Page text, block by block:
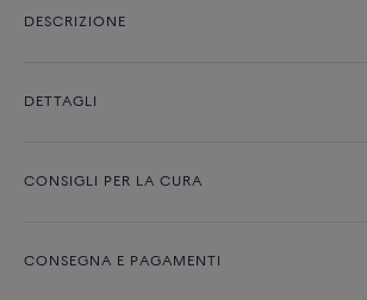
DESCRIZIONE
DETTAGLI
CONSIGLI PER LA CURA
CONSEGNA E PAGAMENTI